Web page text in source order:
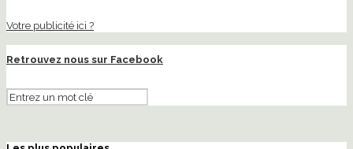
Votre publicité ici ?
Retrouvez nous sur Facebook